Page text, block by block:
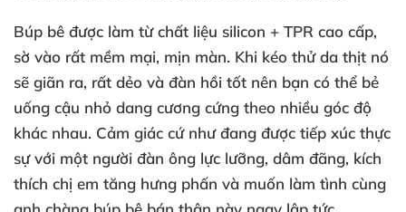
Búp bê được làm từ chất liệu silicon + TPR cao cấp,
sờ vào rất mềm mại, mịn màn. Khi kéo thử da thịt nó
sẽ giãn ra, rất dẻo và đàn hồi tốt nên bạn có thể bẻ
uống cậu nhỏ dang cương cứng theo nhiều góc độ
khác nhau. Cảm giác cứ như đang được tiếp xúc thực
sựvới một người đàn ông lực lưỡng, dâm đãng, kích
thích chị em tăng hưng phấn và muốn làm tình cùng